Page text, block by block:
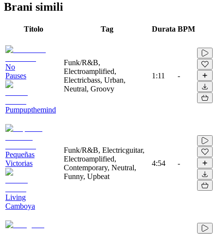
Brani simili
Titolo Tag Durata BPM
No
Pauses
Pumpupthemind
Funk/R&B,
Electroamplified,
Electricbass, Urban,
Neutral, Groovy
1:11 -
Pequeñas
Victorias
Living
Camboya
Funk/R&B, Electricguitar,
Electroamplified,
Contemporary, Neutral,
Funny, Upbeat
4:54 -